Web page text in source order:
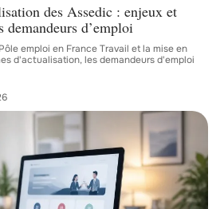
des Assedic : enjeux et
d’emploi
emploi en France Travail et la mise en
d'actualisation, les demandeurs d'emploi